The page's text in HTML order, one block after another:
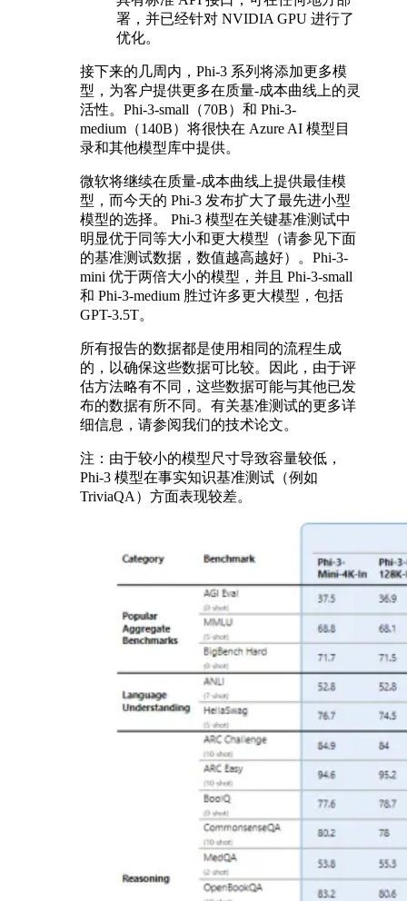
署，并已经针对 NVIDIA GPU 进行了
优化。
接下来的几周内，Phi-3 系列将添加更多模
型，为客户提供更多在质量-成本曲线上的灵
活性。Phi-3-small（70B）和 Phi-3-
medium（140B）将很快在 Azure AI 模型目
录和其他模型库中提供。
微软将继续在质量-成本曲线上提供最佳模
型，而今天的 Phi-3 发布扩大了最先进小型
模型的选择。 Phi-3 模型在关键基准测试中
明显优于同等大小和更大模型（请参见下面
的基准测试数据，数值越高越好）。Phi-3-
mini 优于两倍大小的模型，并且 Phi-3-small
和 Phi-3-medium 胜过许多更大模型，包括
GPT-3.5T。
所有报告的数据都是使用相同的流程生成
的，以确保这些数据可比较。因此，由于评
估方法略有不同，这些数据可能与其他已发
布的数据有所不同。有关基准测试的更多详
细信息，请参阅我们的技术论文。
注：由于较小的模型尺寸导致容量较低，
Phi-3 模型在事实知识基准测试（例如
TriviaQA）方面表现较差。